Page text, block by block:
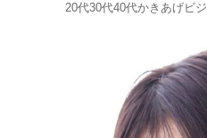
20代30代40代かきあげビ